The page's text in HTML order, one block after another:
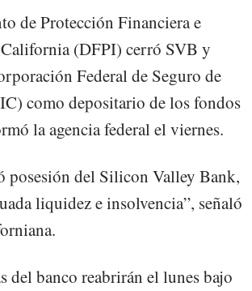
de Protección Financiera e
(DFPI) cerró SVB y
Federal de Seguro de
como depositario de los fondos
la agencia federal el viernes.
posesión del Silicon Valley Bank,
liquidez e insolvencia”, señaló
del banco reabrirán el lunes bajo